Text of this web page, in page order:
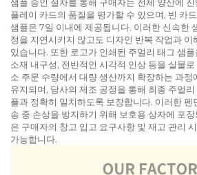
플레이 카드의 품질을 평가할 수 있으며, 빈 카
샘플은 7일 이내에 제공됩니다. 이러한 신속한
정을 지연시키지 않고도 디자인 반복 작업과 이
있습니다. 또한 로고가 인쇄된 주얼리 태그 샘
소재 내구성, 전반적인 시각적 인상 등을 실물
소 주문 수량에서 대량 생산까지 확장하는 과정
유지되며, 당사의 제조 공정을 통해 최종 주얼
플과 정확히 일치하도록 보장합니다. 이러한 펜
송 중 손상을 방지하기 위해 보호용 상자에 포
은 구매자의 창고 입고 요구사항 및 재고 관리
가능합니다.